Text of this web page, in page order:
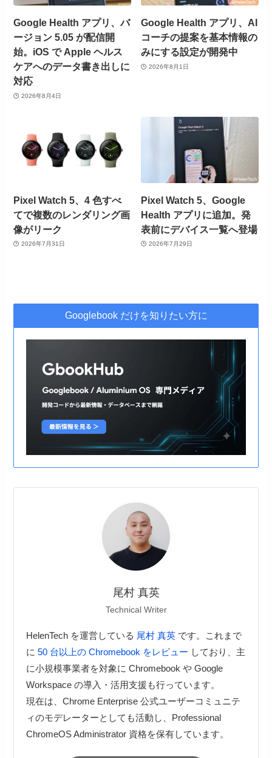
Google Health アプリ、バ
ージョン 5.05 が配信開
始。iOS で Apple ヘルス
ケアへのデータ書き出しに
対応
2026年8月4日
Google Health アプリ、AI
コーチの提案を基本情報の
みにする設定が開発中
2026年8月1日
Pixel Watch 5、4 色すべ
てで複数のレンダリング画
像がリーク
2026年7月31日
Pixel Watch 5、Google
Health アプリに追加。発
表前にデバイス一覧へ登場
2026年7月29日
Googlebook だけを知りたい方に
尾村 真英
Technical Writer
HelenTech を運営している 尾村 真英です。これまで
に 50 台以上の Chromebook をレビュー しており、主
に小規模事業者を対象に Chromebook や Google
Workspace の導入・活用支援も行っています。
現在は、Chrome Enterprise 公式ユーザーコミュニテ
ィのモデレーターとしても活動し、Professional
ChromeOS Administrator 資格を保有しています。